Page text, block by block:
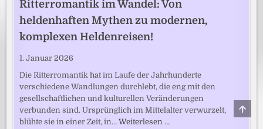
Ritterromantik im Wandel: Von
heldenhaften Mythen zu modernen,
komplexen Heldenreisen!
1. Januar 2026
Die Ritterromantik hat im Laufe der Jahrhunderte
verschiedene Wandlungen durchlebt, die eng mit den
gesellschaftlichen und kulturellen Veränderungen
verbunden sind. Ursprünglich im Mittelalter verwurzelt,
blühte sie in einer Zeit, in…Weiterlesen … TO